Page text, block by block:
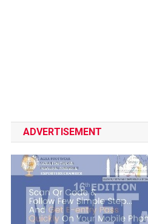
ADVERTISEMENT